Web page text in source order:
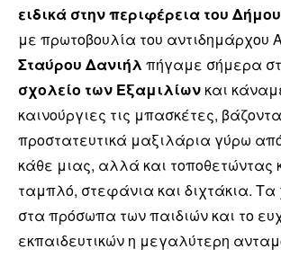
ειδικά στην περιφέρεια του
με πρωτοβουλία του αντιδημάρχου
Σταύρου Δανιήλ πήγαμε σήμερα
σχολείο των Εξαμιλίων και
καινούργιες τις μπασκέτες,
προστατευτικά μαξιλάρια γύρω
κάθε μιας, αλλά και τοποθετώντας
ταμπλό, στεφάνια και διχτάκια.
στα πρόσωπα των παιδιών και το
εκπαιδευτικών η μεγαλύτερη